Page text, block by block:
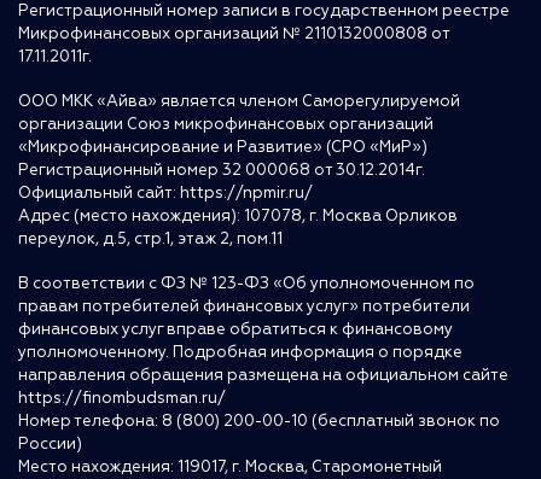
Регистрационный номер записи в государственном реестре
Микрофинансовых организаций № 2110132000808 от
17.11.2011г.
ООО МКК «Айва» является членом Саморегулируемой
организации Союз микрофинансовых организаций
«Микрофинансирование и Развитие» (СРО «МиР»)
Регистрационный номер 32 000068 от 30.12.2014г.
Официальный сайт: https://npmir.ru/
Адрес (место нахождения): 107078, г. Москва Орликов
переулок, д.5, стр.1, этаж 2, пом.11
В соответствии с ФЗ № 123-ФЗ «Об уполномоченном по
правам потребителей финансовых услуг» потребители
финансовых услуг вправе обратиться к финансовому
уполномоченному. Подробная информация о порядке
направления обращения размещена на официальном сайте
https://finombudsman.ru/
Номер телефона: 8 (800) 200-00-10 (бесплатный звонок по
России)
Место нахождения: 119017, г. Москва, Старомонетный